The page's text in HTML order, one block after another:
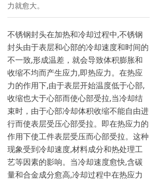
力就愈大。
不锈钢封头在加热和冷却过程中,不锈钢
封头由于表层和心部的冷却速度和时间的
不一致,形成温差，就会导致体积膨胀和
收缩不均而产生应力,即热应力。在热应
力的作用下,由于表层开始温度低于心部,
收缩也大于心部而使心部受拉,当冷却结
束时，由于心部冷却体积收缩不能自由进
行而使表层受压心部受拉。即在热应力的
作用下使工件表层受压而心部受拉。这种
现象受到冷却速度,材料成分和热处理工
艺等因素的影响。当冷却速度愈快,含碳
量和合金成分愈高,冷却过程中在热应力